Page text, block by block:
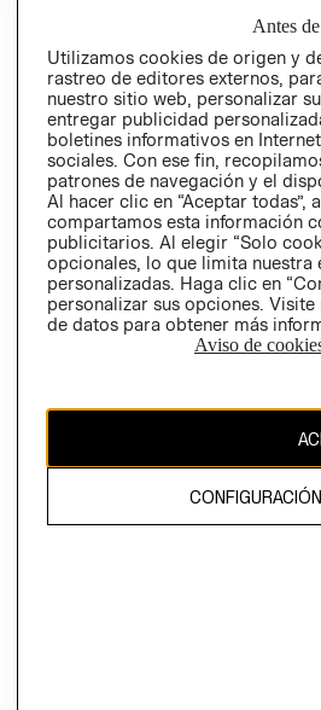
RELACIÓN
POLÍTICA
Antes
Utilizamos cookies de origen y
rastreo de editores externos,
nuestro sitio web, personalizar
entregar publicidad
boletines informativos en
sociales. Con ese fin,
patrones de navegación y el
Al hacer clic en “Aceptar todas”,
compartamos esta información
publicitarios. Al elegir “Solo
opcionales, lo que limita
personalizadas. Haga clic en
personalizar sus opciones.
de datos para obtener más
Aviso de